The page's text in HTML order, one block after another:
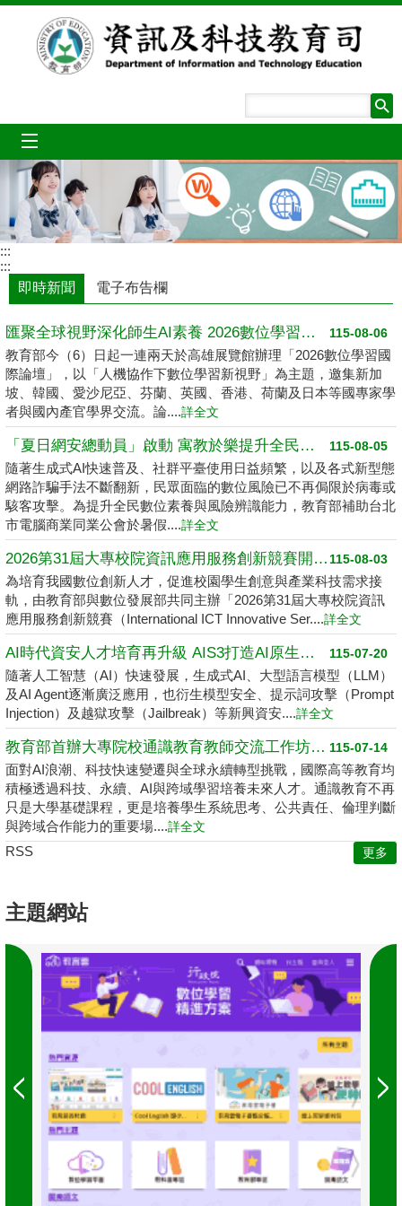
跳到主要內容區塊
:::
:::
即時新聞
電子布告欄
115-08-06
匯聚全球視野深化師生AI素養 2026數位學習國際論壇高雄登場
教育部今（6）日起一連兩天於高雄展覽館辦理「2026數位學習國
際論壇」，以「人機協作下數位學習新視野」為主題，邀集新加
坡、韓國、愛沙尼亞、芬蘭、英國、香港、荷蘭及日本等國專家學
者與國內產官學界交流。論....詳全文
115-08-05
「夏日網安總動員」啟動 寓教於樂提升全民數位素養
隨著生成式AI快速普及、社群平臺使用日益頻繁，以及各式新型態
網路詐騙手法不斷翻新，民眾面臨的數位風險已不再侷限於病毒或
駭客攻擊。為提升全民數位素養與風險辨識能力，教育部補助台北
市電腦商業同業公會於暑假....詳全文
115-08-03
2026第31屆大專校院資訊應用服務創新競賽開跑了 請高中職以上學生踴躍報名
為培育我國數位創新人才，促進校園學生創意與產業科技需求接
軌，由教育部與數位發展部共同主辦「2026第31屆大專校院資訊
應用服務創新競賽（International ICT Innovative Ser....詳全文
115-07-20
AI時代資安人才培育再升級 AIS3打造AI原生資安學習環境
隨著人工智慧（AI）快速發展，生成式AI、大型語言模型（LLM）
及AI Agent逐漸廣泛應用，也衍生模型安全、提示詞攻擊（Prompt
Injection）及越獄攻擊（Jailbreak）等新興資安....詳全文
115-07-14
教育部首辦大專院校通識教育教師交流工作坊 邁向2050共創未來永續大學
面對AI浪潮、科技快速變遷與全球永續轉型挑戰，國際高等教育均
積極透過科技、永續、AI與跨域學習培養未來人才。通識教育不再
只是大學基礎課程，更是培養學生系統思考、公共責任、倫理判斷
與跨域合作能力的重要場....詳全文
RSS 更多
主題網站